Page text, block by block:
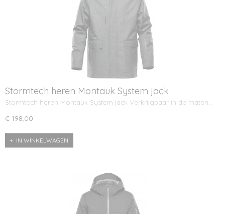
Stormtech heren Montauk System jack
Stormtech heren Montauk System jack Verkrijgbaar in de maten…
€ 198,00
IN WINKELWAGEN